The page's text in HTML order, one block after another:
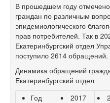
В прошедшем году
граждан по различным
эпидемиологического
прав потребителей. Так в
Екатеринбургский отдел
поступило 2614 обращений.
Динамика обращений
Екатеринбургский отдел
Год
2017